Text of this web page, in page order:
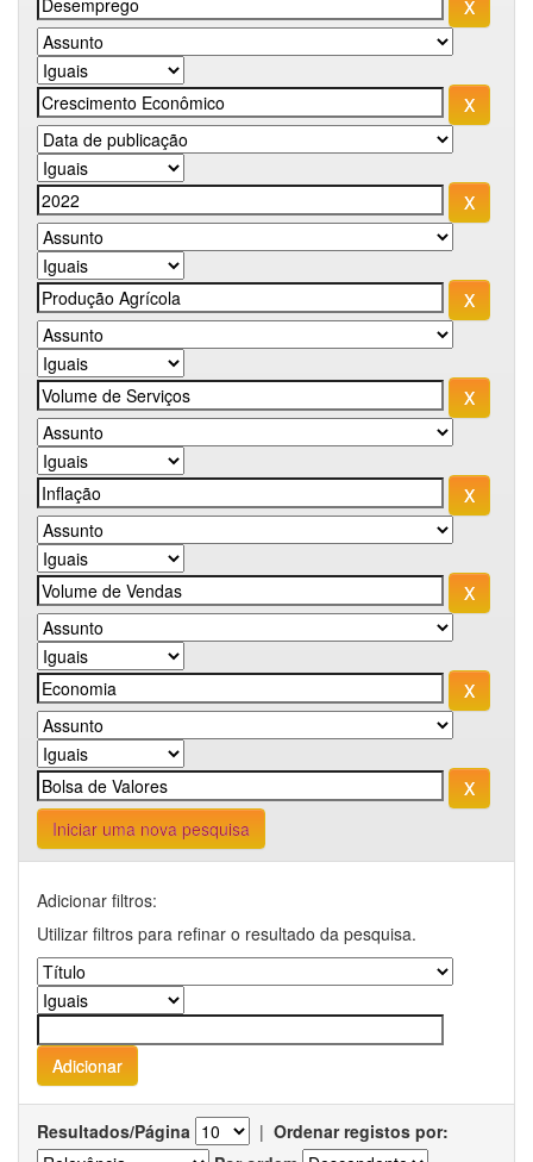
Iniciar uma nova pesquisa
Adicionar filtros:
Utilizar filtros para refinar o resultado da pesquisa.
Resultados/Página | Ordenar registos por: